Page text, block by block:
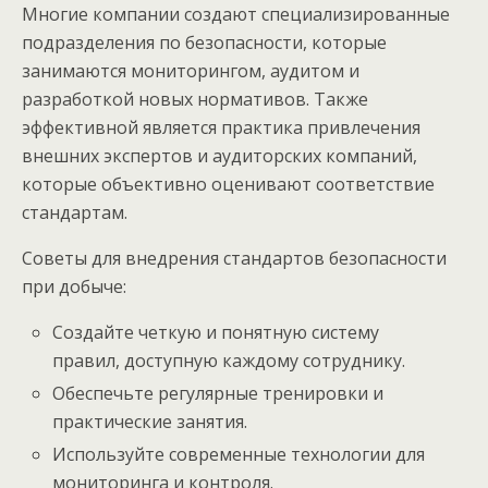
Многие компании создают специализированные
подразделения по безопасности, которые
занимаются мониторингом, аудитом и
разработкой новых нормативов. Также
эффективной является практика привлечения
внешних экспертов и аудиторских компаний,
которые объективно оценивают соответствие
стандартам.
Советы для внедрения стандартов безопасности
при добыче:
Создайте четкую и понятную систему
правил, доступную каждому сотруднику.
Обеспечьте регулярные тренировки и
практические занятия.
Используйте современные технологии для
мониторинга и контроля.